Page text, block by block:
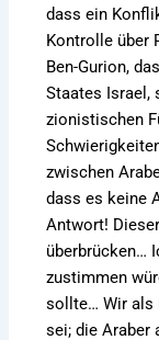
dass ein
Kontrolle über
Ben-Gurion,
Staates Israel,
zionistischen
zwischen
dass es keine
Antwort!
überbrücken…
zustimmen
sollte… Wir als
sei; die Araber